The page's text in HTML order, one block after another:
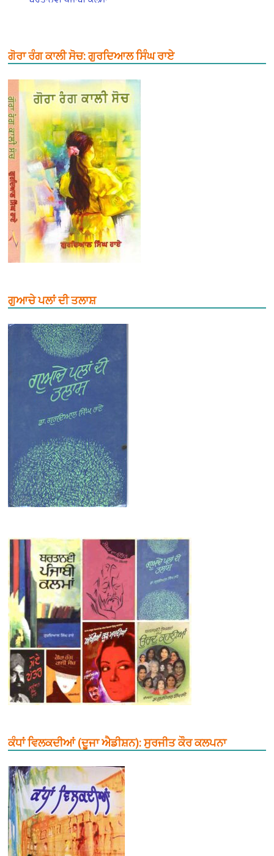
ਗੋਰਾ ਰੰਗ ਕਾਲੀ ਸੋਚ: ਗੁਰਦਿਆਲ ਸਿੰਘ ਰਾਏ
ਗੁਆਚੇ ਪਲਾਂ ਦੀ ਤਲਾਸ਼
ਕੰਧਾਂ ਵਿਲਕਦੀਆਂ (ਦੂਜਾ ਐਡੀਸ਼ਨ): ਸੁਰਜੀਤ ਕੌਰ ਕਲਪਨਾ